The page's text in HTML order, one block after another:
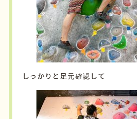
しっかりと足元確認して